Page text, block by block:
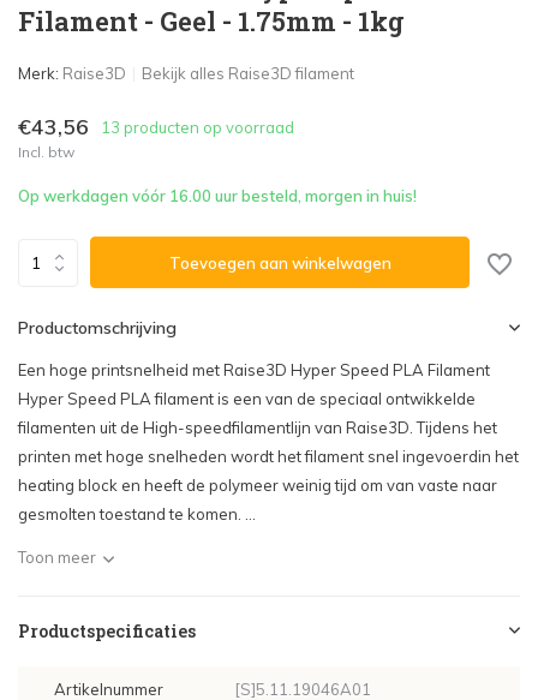
Filament - Geel - 1.75mm - 1kg
Merk: Raise3D Bekijk alles Raise3D filament
€43,56 13 producten op voorraad
Incl. btw
Op werkdagen vóór 16.00 uur besteld, morgen in huis!
Toevoegen aan winkelwagen
Productomschrijving
Een hoge printsnelheid met Raise3D Hyper Speed PLA Filament
Hyper Speed PLA filament is een van de speciaal ontwikkelde
filamenten uit de High-speedfilamentlijn van Raise3D. Tijdens het
printen met hoge snelheden wordt het filament snel ingevoerdin het
heating block en heeft de polymeer weinig tijd om van vaste naar
gesmolten toestand te komen. ...
Toon meer
Productspecificaties
Artikelnummer [S]5.11.19046A01